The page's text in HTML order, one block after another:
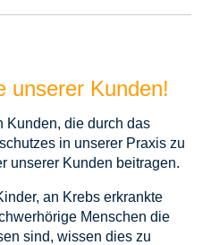
unserer Kunden!
Kunden, die durch das
in unserer Praxis zu
unserer Kunden beitragen.
an Krebs erkrankte
Menschen die
sind, wissen dies zu